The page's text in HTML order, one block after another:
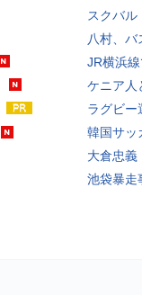
スクバル
八村、バ
JR横浜
ケニア人
ラグビー
韓国サッ
大倉忠義
池袋暴走